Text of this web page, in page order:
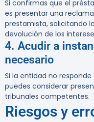
Si confirmas que el
es presentar una
prestamista, solicitando
devolución de los
4. Acudir a
necesario
Si la entidad no
puedes considerar
tribunales competentes.
Riesgos y